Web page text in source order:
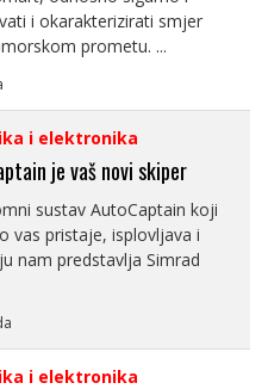
i okarakterizirati smjer
prometu. ...
i elektronika
je vaš novi skiper
sustav AutoCaptain koji
vas pristaje, isplovljava i
nam predstavlja Simrad
i elektronika